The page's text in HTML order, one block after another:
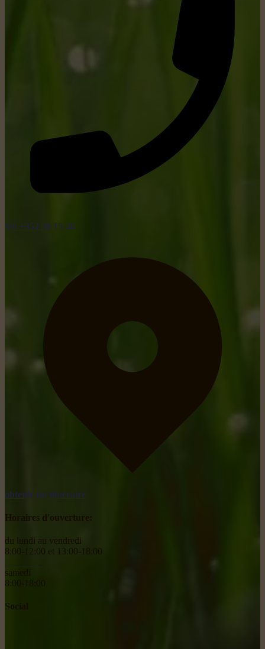
tel: +352 26 15 26
obtenir un itinéraire
Horaires d'ouverture:
du lundi au vendredi
8:00-12:00 et 13:00-18:00
samedi
8:00-18:00
Social